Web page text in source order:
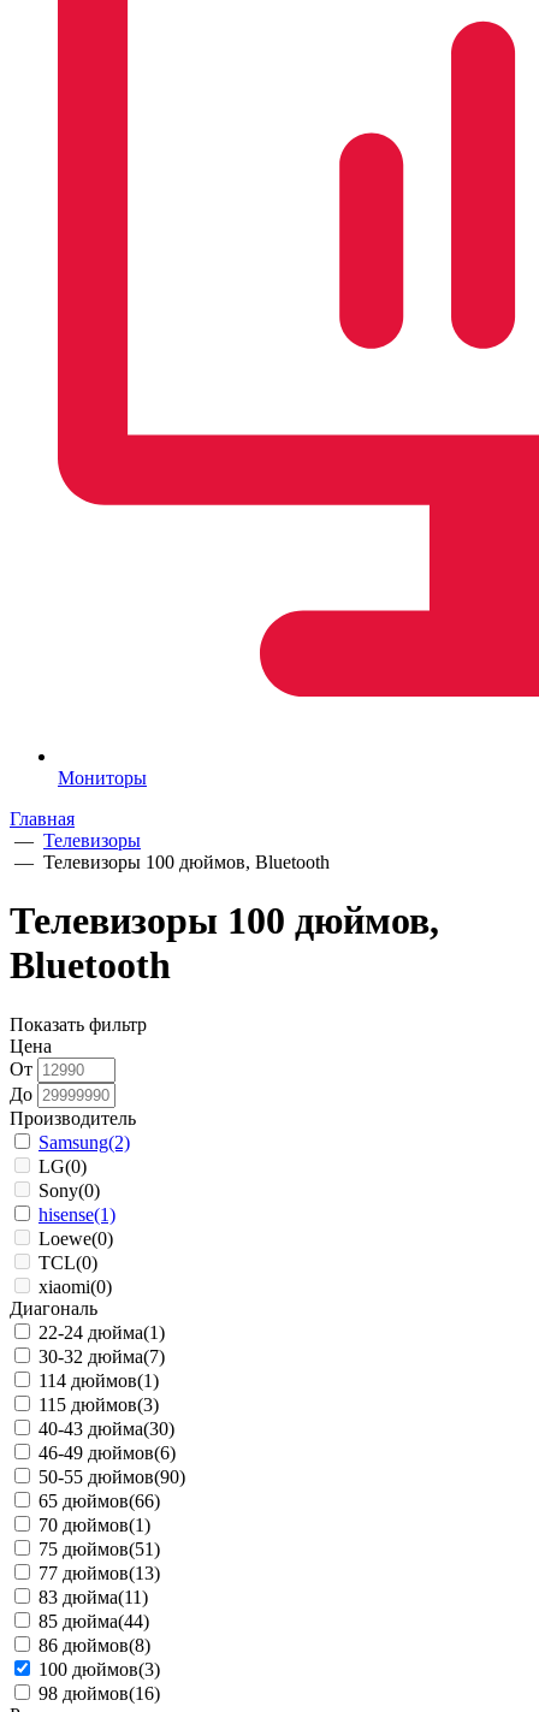
Мониторы
Главная
— Телевизоры
— Телевизоры 100 дюймов, Bluetooth
Телевизоры 100 дюймов,
Bluetooth
Показать фильтр
Цена
От
До
Производитель
Samsung(2)
LG(0)
Sony(0)
hisense(1)
Loewe(0)
TCL(0)
xiaomi(0)
Диагональ
22-24 дюйма(1)
30-32 дюйма(7)
114 дюймов(1)
115 дюймов(3)
40-43 дюйма(30)
46-49 дюймов(6)
50-55 дюймов(90)
65 дюймов(66)
70 дюймов(1)
75 дюймов(51)
77 дюймов(13)
83 дюйма(11)
85 дюйма(44)
86 дюймов(8)
100 дюймов(3)
98 дюймов(16)